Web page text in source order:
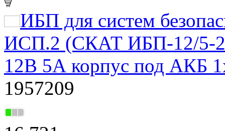
ИБП для систем
ИСП.2 (СКАТ ИБП-12/5-
12В 5А корпус под АКБ
1957209